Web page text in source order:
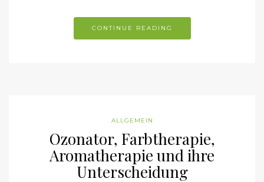
CONTINUE READING
ALLGEMEIN
Ozonator, Farbtherapie,
Aromatherapie und ihre
Unterscheidung